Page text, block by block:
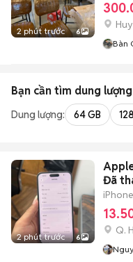
2 phút trước 6
Bàn
Bạn cần tìm dung lượng
Dung lượng: 64 GB
2 phút trước 6
Đã
Q.